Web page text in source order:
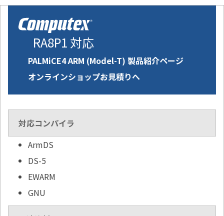
RA8P1 対応
PALMiCE4 ARM (Model-T) 製品紹介ページ
オンラインショップお見積りへ
対応コンパイラ
ArmDS
DS-5
EWARM
GNU